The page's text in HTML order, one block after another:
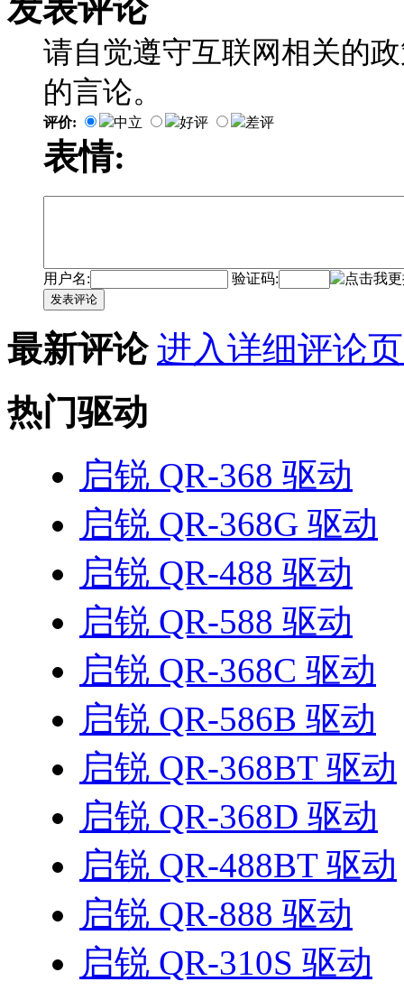
发表评论
请自觉遵守互联网相关的
的言论。
评价: 中立 好评 差评
表情:
用户名: 验证码:
发表评论
最新评论 进入详细评论
热门驱动
启锐 QR-368 驱动
启锐 QR-368G 驱动
启锐 QR-488 驱动
启锐 QR-588 驱动
启锐 QR-368C 驱动
启锐 QR-586B 驱动
启锐 QR-368BT 驱动
启锐 QR-368D 驱动
启锐 QR-488BT 驱动
启锐 QR-888 驱动
启锐 QR-310S 驱动